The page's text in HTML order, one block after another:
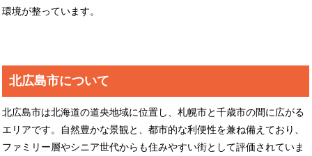
環境が整っています。
北広島市について
北広島市は北海道の道央地域に位置し、札幌市と千歳市の間に広がる
エリアです。自然豊かな景観と、都市的な利便性を兼ね備えており、
ファミリー層やシニア世代からも住みやすい街として評価されていま